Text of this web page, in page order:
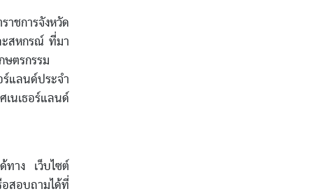
ชการจังหวัด
ะสหกรณ์ ที่มา
ษตรกรรม
ลนด์ประจำ
เนเธอร์แลนด์
ง เว็บไซต์
สอบถามได้ที่